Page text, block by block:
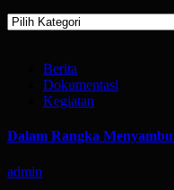
Kategori
Berita
Dokumentasi
Kegiatan
Dalam Rangka
admin